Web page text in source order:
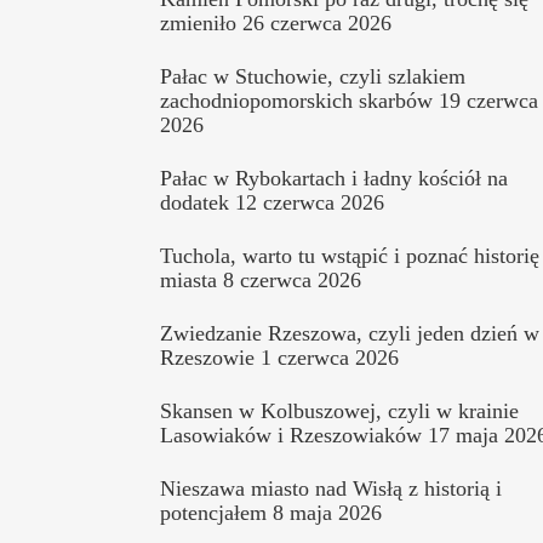
zmieniło 26 czerwca 2026
Pałac w Stuchowie, czyli szlakiem
zachodniopomorskich skarbów 19 czerwca
2026
Pałac w Rybokartach i ładny kościół na
dodatek 12 czerwca 2026
Tuchola, warto tu wstąpić i poznać historię
miasta 8 czerwca 2026
Zwiedzanie Rzeszowa, czyli jeden dzień w
Rzeszowie 1 czerwca 2026
Skansen w Kolbuszowej, czyli w krainie
Lasowiaków i Rzeszowiaków 17 maja
Nieszawa miasto nad Wisłą z historią i
potencjałem 8 maja 2026